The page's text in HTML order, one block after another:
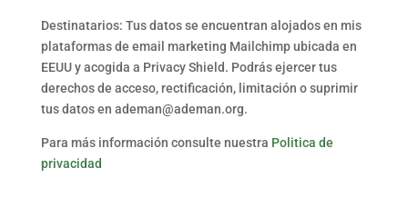
Destinatarios: Tus datos se encuentran alojados en mis
plataformas de email marketing Mailchimp ubicada en
EEUU y acogida a Privacy Shield. Podrás ejercer tus
derechos de acceso, rectificación, limitación o suprimir
tus datos en ademan@ademan.org.
Para más información consulte nuestra Politica de
privacidad